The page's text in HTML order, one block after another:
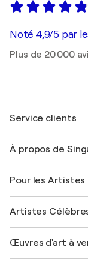
Noté 4,9/5 par
Plus de 20 000
Service clients
Expédition
Offrir une carte
Rejoignez notre
Mon compte
+33 1 76 44 06
À propos de
FAQ
Magazine
Emplois
Découvrez une
Pour les Artistes
Se connecter en
Artistes
Marc Chagall
Œuvres d'art à